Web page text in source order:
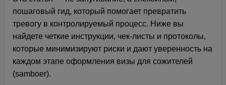
пошаговый гид, который помогает превратить
тревогу в контролируемый процесс. Ниже вы
найдете четкие инструкции, чек-листы и протоколы,
которые минимизируют риски и дают уверенность на
каждом этапе оформления визы для сожителей
(samboer).